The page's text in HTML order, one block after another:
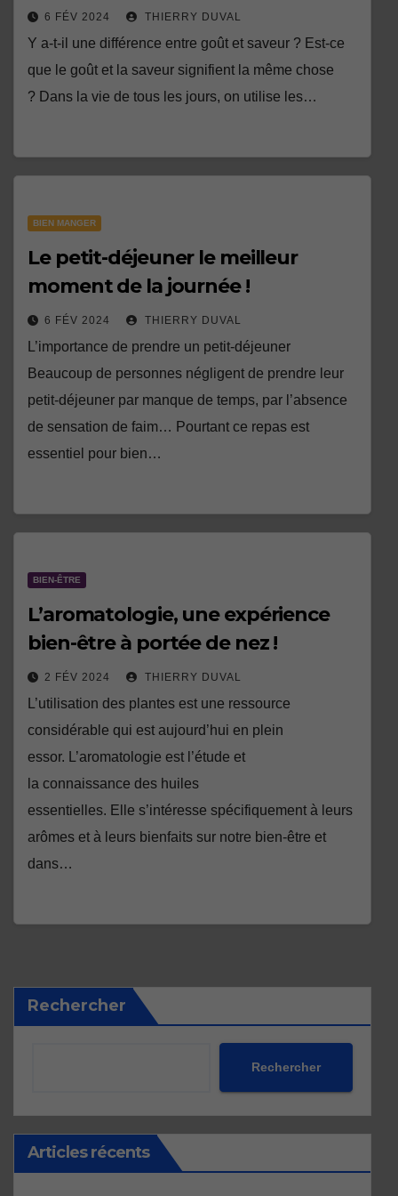
6 FÉV 2024 THIERRY DUVAL
Y a-t-il une différence entre goût et saveur ? Est-ce
que le goût et la saveur signifient la même chose
? Dans la vie de tous les jours, on utilise les…
BIEN MANGER
Le petit-déjeuner le meilleur
moment de la journée !
6 FÉV 2024 THIERRY DUVAL
L’importance de prendre un petit-déjeuner
Beaucoup de personnes négligent de prendre leur
petit-déjeuner par manque de temps, par l’absence
de sensation de faim… Pourtant ce repas est
essentiel pour bien…
BIEN-ÊTRE
L’aromatologie, une expérience
bien-être à portée de nez !
2 FÉV 2024 THIERRY DUVAL
L’utilisation des plantes est une ressource
considérable qui est aujourd’hui en plein
essor. L’aromatologie est l’étude et
la connaissance des huiles
essentielles. Elle s’intéresse spécifiquement à leurs
arômes et à leurs bienfaits sur notre bien-être et
dans…
Rechercher
Rechercher
Articles récents